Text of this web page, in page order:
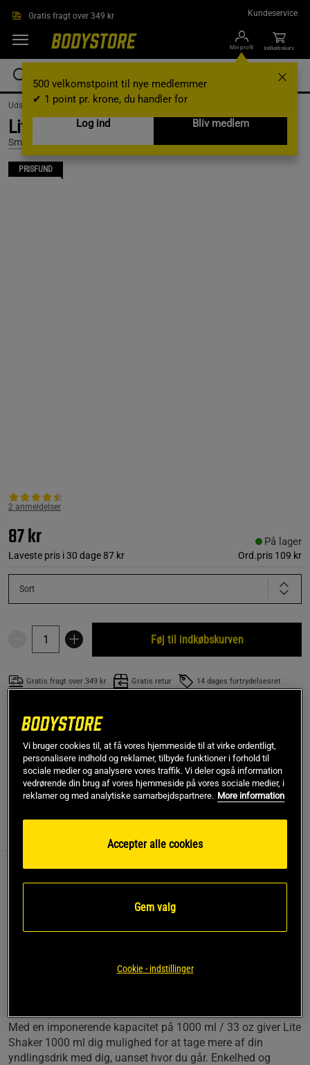
Gratis fragt over 349 kr Kundeservice
Min profil
500 velkomstpoint til nye medlemmer
✔ 1 point pr. krone, du handler for
Log ind
Bliv medlem
Indkøbskurv
Udstyr og tilbehør /Shakers og vandflasker / Shaker
Lite, Black
Smartshake
PRISFUND
2 anmeldelser
87 kr
Laveste pris i 30 dage 87 kr Ord.pris 109 kr
På lager
Sort
Føj til indkøbskurven
Gratis fragt over 349 kr Gratis retur 14 dages fortrydelsesret
SKU #10611202R | EAN7350057185834
Din favoritshaker er nu endelig tilgængelig i en størrelse på
1000 ml!
Læs mere
hvad Lite Shaker 1000 ml tilbyder dig! Lite Shaker 1000 ml
Med en imponerende kapacitet på 1000 ml / 33 oz giver Lite
Shaker 1000 ml dig mulighed for at tage mere af din
yndlingsdrik med dig, uanset hvor du går. Enkelhed og
Vi bruger cookies til, at få vores hjemmeside til at virke ordentligt,
personalisere indhold og reklamer, tilbyde funktioner i forhold til
sociale medier og analysere vores traffik. Vi deler også information
vedrørende din brug af vores hjemmeside på vores sociale medier, i
reklamer og med analytiske samarbejdspartnere. More information
Accepter alle cookies
Gem valg
Cookie - indstillinger